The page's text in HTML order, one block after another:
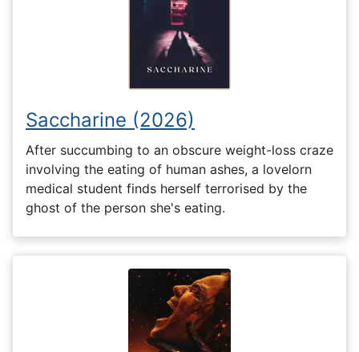
Saccharine (2026)
After succumbing to an obscure weight-loss craze
involving the eating of human ashes, a lovelorn
medical student finds herself terrorised by the
ghost of the person she's eating.